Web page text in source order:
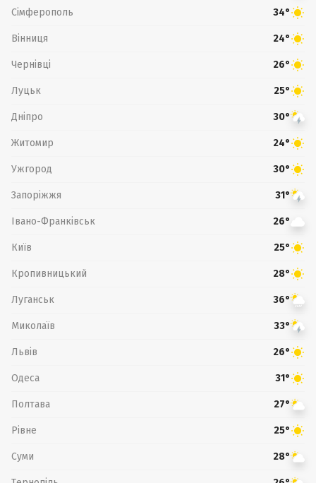
Сімферополь 34°
Вінниця 24°
Чернівці 26°
Луцьк 25°
Дніпро 30°
Житомир 24°
Ужгород 30°
Запоріжжя 31°
Івано-Франківськ 26°
Київ 25°
Кропивницький 28°
Луганськ 36°
Миколаїв 33°
Львів 26°
Одеса 31°
Полтава 27°
Рівне 25°
Суми 28°